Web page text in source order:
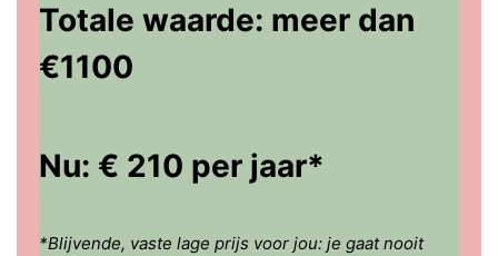
Totale waarde: meer dan
€1100
Nu: € 210 per jaar*
*Blijvende, vaste lage prijs voor jou: je gaat nooit